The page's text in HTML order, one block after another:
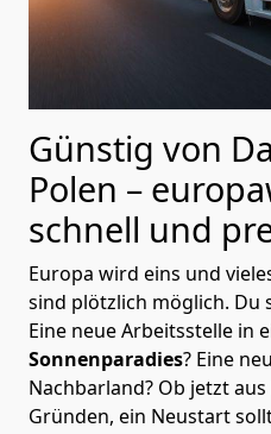
Günstig von
Polen –
schnell und
Europa wird eins und
sind plötzlich möglich. Du
Eine neue Arbeitsstelle in
Sonnenparadies? Eine
Nachbarland? Ob jetzt
Gründen, ein Neustart